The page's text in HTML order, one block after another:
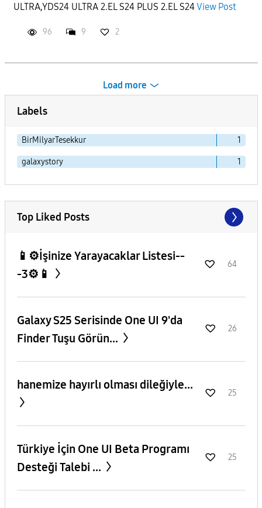
ULTRA,YDS24 ULTRA 2.EL S24 PLUS 2.EL S24View Post
96 9 2
Load more
Labels
BirMilyarTesekkur 1
galaxystory 1
Top Liked Posts
📱⚙️İşinize Yarayacaklar Listesi--
-3⚙️📱
64
Galaxy S25 Serisinde One UI 9'da
Finder Tuşu Görün...
26
hanemize hayırlı olması dileğiyle...
25
​Türkiye İçin One UI Beta Programı
Desteği Talebi ...
25